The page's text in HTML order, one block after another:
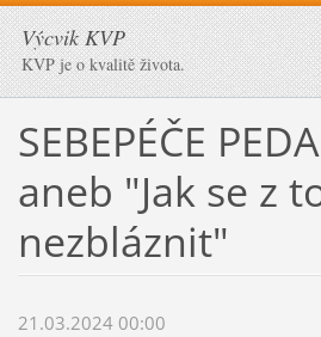
Výcvik KVP
KVP je o kvalitě života.
SEBEPÉČE
aneb "Jak se z
nezbláznit"
21.03.2024 00:00